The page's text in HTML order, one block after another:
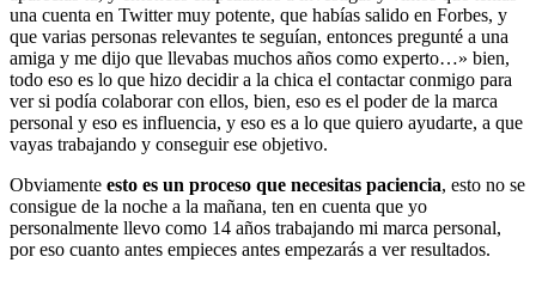
una cuenta en Twitter muy potente, que habías salido en Forbes, y
que varias personas relevantes te seguían, entonces pregunté a una
amiga y me dijo que llevabas muchos años como experto…» bien,
todo eso es lo que hizo decidir a la chica el contactar conmigo para
ver si podía colaborar con ellos, bien, eso es el poder de la marca
personal y eso es influencia, y eso es a lo que quiero ayudarte, a que
vayas trabajando y conseguir ese objetivo.
Obviamente esto es un proceso que necesitas paciencia, esto no se
consigue de la noche a la mañana, ten en cuenta que yo
personalmente llevo como 14 años trabajando mi marca personal,
por eso cuanto antes empieces antes empezarás a ver resultados.